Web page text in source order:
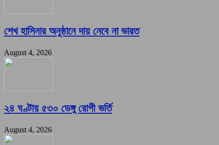
শেখ হাসিনার অনুষ্ঠানে দায় নেবে না ভারত
August 4, 2026
২৪ ঘণ্টায় ৫৩০ ডেঙ্গু রোগী ভর্তি
August 4, 2026